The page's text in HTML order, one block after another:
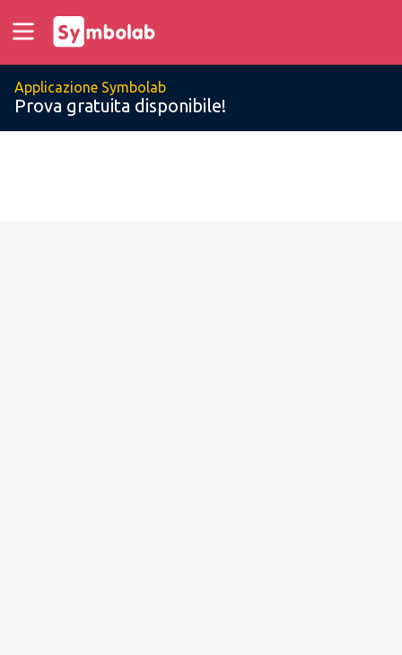
Applicazione Symbolab
Prova gratuita disponibile!